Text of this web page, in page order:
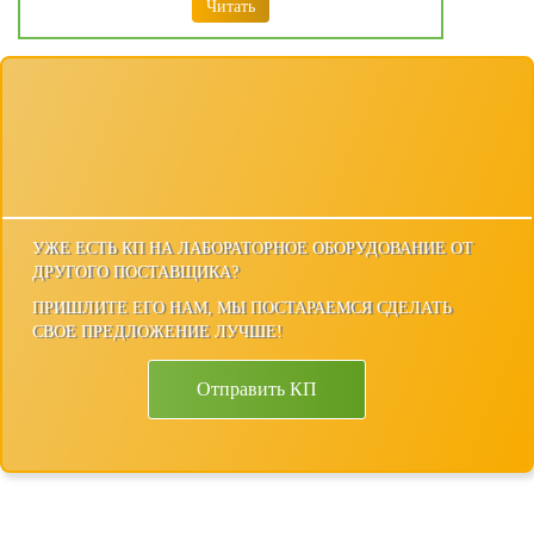
УЖЕ ЕСТЬ КП НА ЛАБОРАТОРНОЕ ОБОРУДОВАНИЕ ОТ
ДРУГОГО ПОСТАВЩИКА?
ПРИШЛИТЕ ЕГО НАМ, МЫ ПОСТАРАЕМСЯ СДЕЛАТЬ
СВОЕ ПРЕДЛОЖЕНИЕ ЛУЧШЕ!
Отправить КП
Читать